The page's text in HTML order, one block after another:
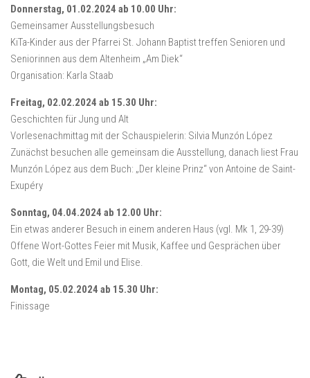
Donnerstag, 01.02.2024 ab 10.00 Uhr:
Gemeinsamer Ausstellungsbesuch
KiTa-Kinder aus der Pfarrei St. Johann Baptist treffen Senioren und
Seniorinnen aus dem Altenheim „Am Diek“
Organisation: Karla Staab
Freitag, 02.02.2024 ab 15.30 Uhr:
Geschichten für Jung und Alt
Vorlesenachmittag mit der Schauspielerin: Silvia Munzón López
Zunächst besuchen alle gemeinsam die Ausstellung, danach liest Frau
Munzón López aus dem Buch: „Der kleine Prinz“ von Antoine de Saint-
Exupéry
Sonntag, 04.04.2024 ab 12.00 Uhr:
Ein etwas anderer Besuch in einem anderen Haus (vgl. Mk 1, 29-39)
Offene Wort-Gottes Feier mit Musik, Kaffee und Gesprächen über
Gott, die Welt und Emil und Elise.
Montag, 05.02.2024 ab 15.30 Uhr:
Finissage